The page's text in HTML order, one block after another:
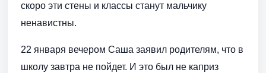
скоро эти стены и классы станут мальчику
ненавистны.
22 января вечером Саша заявил родителям, что в
школу завтра не пойдет. И это был не каприз